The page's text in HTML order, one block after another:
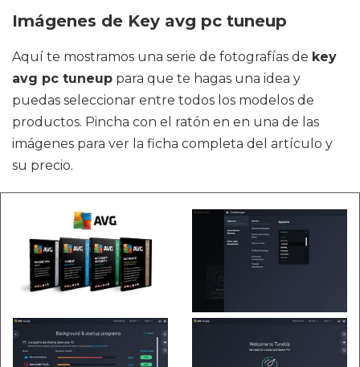
Imágenes de Key avg pc tuneup
Aquí te mostramos una serie de fotografías de key
avg pc tuneup para que te hagas una idea y
puedas seleccionar entre todos los modelos de
productos. Pincha con el ratón en en una de las
imágenes para ver la ficha completa del artículo y
su precio.